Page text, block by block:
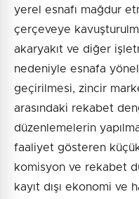
yerel esnafı mağdur
çerçeveye
akaryakıt ve diğer
nedeniyle esnafa
geçirilmesi, zincir
arasındaki rekabet
düzenlemelerin
faaliyet gösteren
komisyon ve rekabet
kayıt dışı ekonomi ve